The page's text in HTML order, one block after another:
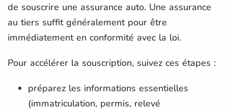
de souscrire une assurance auto. Une assurance
au tiers suffit généralement pour être
immédiatement en conformité avec la loi.
Pour accélérer la souscription, suivez ces étapes :
préparez les informations essentielles
(immatriculation, permis, relevé